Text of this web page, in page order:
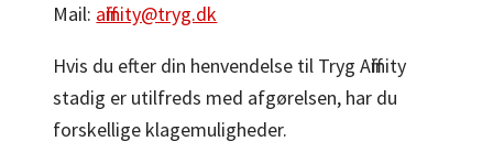
Mail: affinity@tryg.dk
Hvis du efter din henvendelse til Tryg Affinity
stadig er utilfreds med afgørelsen, har du
forskellige klagemuligheder.